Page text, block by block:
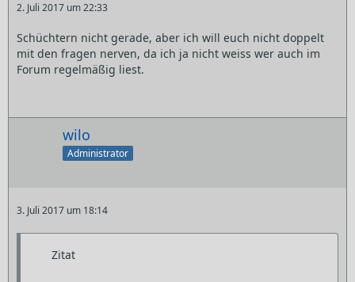
2. Juli 2017 um 22:33
Schüchtern nicht gerade, aber ich will euch nicht doppelt
mit den fragen nerven, da ich ja nicht weiss wer auch im
Forum regelmäßig liest.
wilo
Administrator
3. Juli 2017 um 18:14
Zitat